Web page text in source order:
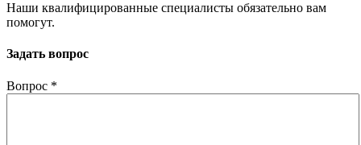
Наши квалифицированные специалисты обязательно вам
помогут.
Задать вопрос
Вопрос *